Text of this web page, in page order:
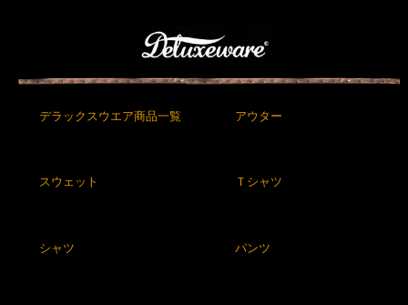
デラックスウエア商品一覧 アウター
スウェット Ｔシャツ
シャツ パンツ